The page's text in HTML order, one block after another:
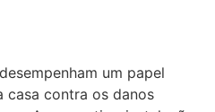
um papel
casa contra os danos